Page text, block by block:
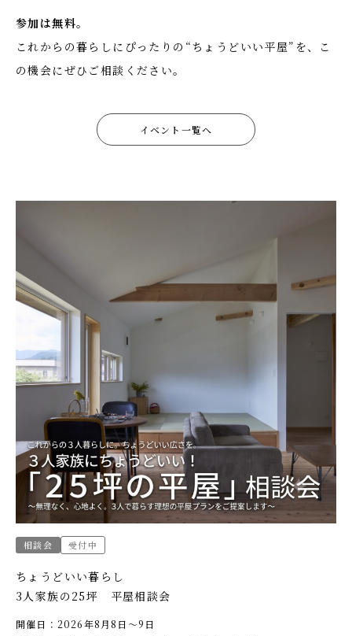
参加は無料。
これからの暮らしにぴったりの“ちょうどいい平屋”を、こ
の機会にぜひご相談ください。
イベント一覧へ
相談会 受付中
ちょうどいい暮らし
3人家族の25坪 平屋相談会
開催日：2026年8月8日〜9日